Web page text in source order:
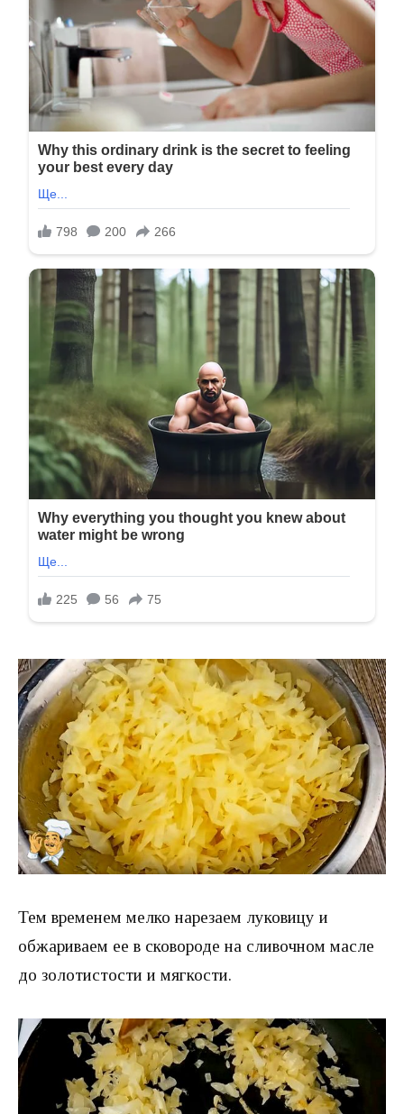
Тем временем мелко нарезаем луковицу и
обжариваем ее в сковороде на сливочном масле
до золотистости и мягкости.